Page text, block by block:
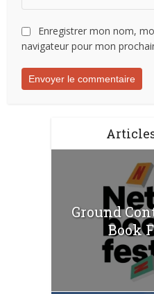
Enregistrer mon nom,
navigateur pour mon
Ground
Book